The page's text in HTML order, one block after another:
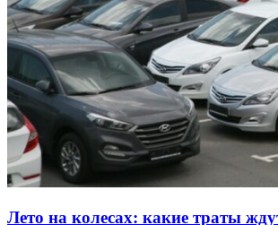
Лето на колесах: какие траты